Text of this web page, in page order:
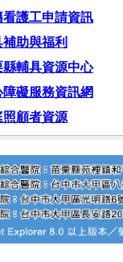
看護工申請資訊
助與福利
縣輔具資源中心
障礙服務資訊網
照顧者資源